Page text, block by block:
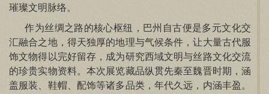
璀璨文明脉络。
作为丝绸之路的核心枢纽，巴州自古便是多元文化交
汇融合之地，得天独厚的地理与气候条件，让大量古代服
饰文物得以完好留存，成为研究西域文明与丝路文化交流
的珍贵实物资料。本次展览藏品纵贯先秦至魏晋时期，涵
盖服装、鞋帽、配饰等诸多品类，年代久远，内涵丰盈。